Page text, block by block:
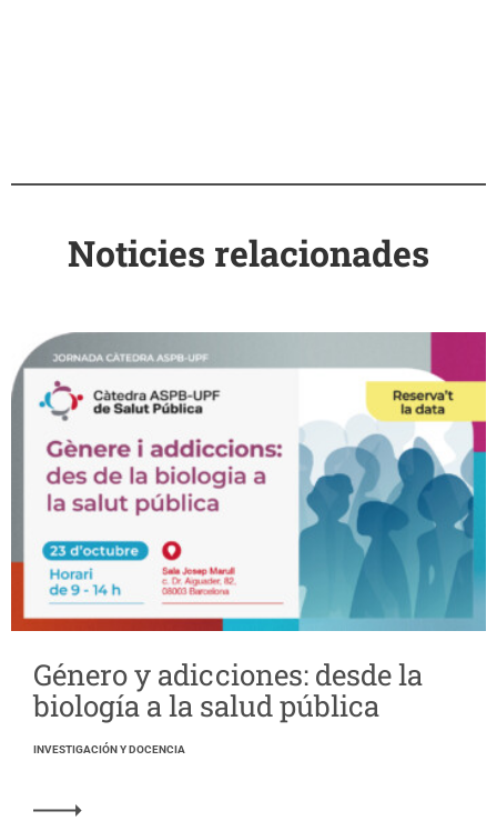
Noticies relacionades
Género y adicciones: desde la
biología a la salud pública
INVESTIGACIÓN Y DOCENCIA